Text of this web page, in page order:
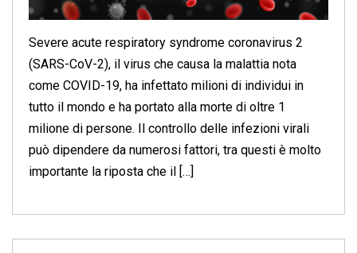
Severe acute respiratory syndrome coronavirus 2
(SARS-CoV-2), il virus che causa la malattia nota
come COVID-19, ha infettato milioni di individui in
tutto il mondo e ha portato alla morte di oltre 1
milione di persone. Il controllo delle infezioni virali
può dipendere da numerosi fattori, tra questi è molto
importante la riposta che il […]